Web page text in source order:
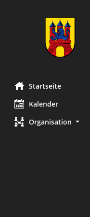
Startseite
Kalender
Organisation